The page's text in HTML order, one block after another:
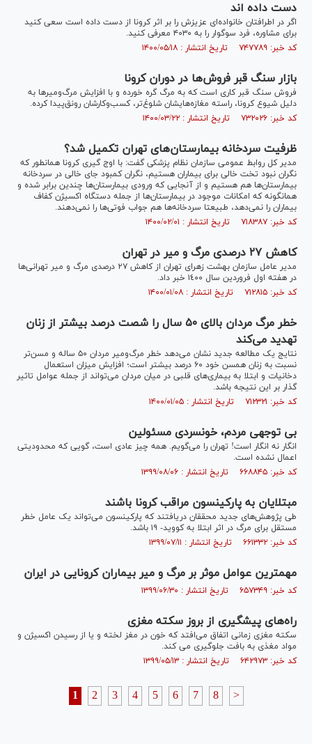
دست داده اند
اگر در اطرافتان خانواده‌ای عزیزش را بر اثر کرونا از دست داده است سعی کنید
برای مشاوره، فرد سوگوار را به ۴۰۳۰ معرفی کنید.
کد خبر: ۷۴۷۷۸۹ تاریخ انتشار : ۱۴۰۰/۰۵/۱۸
بازار سنگ قبر فروش‌ها در دوران کرونا
فروش سنگ قبر کاری است که به مرگ گره خورده و با افزایش مرگ‌ومیر‌ها به
دلیل شیوع کرونا، راسته مغازه‌هایشان شلوغ‌تر، کسب‌وکارشان رونق‌پیدا کرده.
کد خبر: ۷۳۲۰۲۶ تاریخ انتشار : ۱۴۰۰/۰۳/۲۲
ظرفیت سردخانه بیمارستان‌های تهران تکمیل شد؟
مدیر کل روابط عمومی سازمان نظام پزشکی گفت: با اوج گیری کرونا همانطور که
نگران نبود تخت خالی برای بیماران هستیم، نگران کمبود جای خالی در سردخانه
بیمارستان‌ها هم هستیم و از آنجایی که ورودی بیمارستان‌ها چندین برابر شده و
همانگونه که امکانات موجود در بیمارستان‌ها از جمله دستگاه اکسیژن کفاف
بیماران را نمی‌دهد، طبیعتا سردخانه‌ها هم جواب فوتی‌ها را نمی‌دهند.
کد خبر: ۷۱۸۳۸۷ تاریخ انتشار : ۱۴۰۰/۰۲/۰۱
کاهش ۲۷ درصدی مرگ و میر در تهران
مدیر عامل سازمان بهشت زهرای تهران از کاهش ٢٧ درصدی مرگ و میر تهرانی‌ها
در هفته اول فروردین سال ١٤٠٠ خبر داد.
کد خبر: ۷۱۲۸۱۵ تاریخ انتشار : ۱۴۰۰/۰۱/۰۸
خطر مرگ مردان بالای ۵۰ سال را شصت درصد بیشتر از زنان
تهدید می‌کند
نتایج یک مطالعه جدید نشان می‌دهد خطر مرگ‌ومیر مردان ۵۰ ساله و مسن‌تر
نسبت به زنان همسن خود ۶۰ درصد بیشتر است؛ افزایش میزان استعمال
دخانیات و ابتلا به بیماری‌های قلبی در میان مردان می‌تواند از جمله عوامل تاثیر
گذار بر این نتیجه باشد.
کد خبر: ۷۱۲۳۲۱ تاریخ انتشار : ۱۴۰۰/۰۱/۰۵
بی توجهی مردم، خونسردی مسئولین
انگار نه انگار است! تهران را می‌گویم. همه چیز عادی است، گویی که محدودیتی
اعمال نشده است.
کد خبر: ۶۶۸۸۴۵ تاریخ انتشار : ۱۳۹۹/۰۸/۰۶
مبتلایان به پارکینسون مراقب کرونا باشند
طی پژوهش‌های جدید محققان دریافتند که پارکینسون می‌تواند یک عامل خطر
مستقل برای مرگ در اثر ابتلا به کووید- ۱۹ باشد.
کد خبر: ۶۶۱۳۳۲ تاریخ انتشار : ۱۳۹۹/۰۷/۱۱
مهمترین عوامل موثر بر مرگ و میر بیماران کرونایی در ایران
کد خبر: ۶۵۷۳۴۹ تاریخ انتشار : ۱۳۹۹/۰۶/۳۰
راه‌های پیشگیری از بروز سکته مغزی
سکته مغزی زمانی اتفاق می‌افتد که خون در مغز لخته و یا از رسیدن اکسیژن و
مواد مغذی به بافت جلوگیری می کند.
کد خبر: ۶۴۲۹۷۳ تاریخ انتشار : ۱۳۹۹/۰۵/۱۳
1 2 3 4 5 6 7 8 >